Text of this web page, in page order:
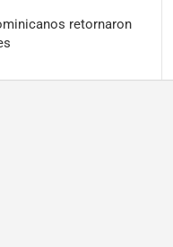
retornaron